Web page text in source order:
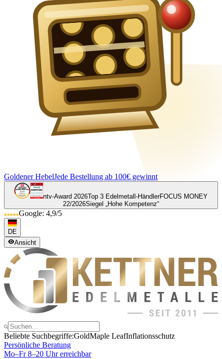
Goldener HebelJede Bestellung ab 100€ gewinnt
ntv-Award 2026Top 3 Edelmetall-HändlerFOCUS MONEY
22/2026Siegel „Hohe Kompetenz“
Google: 4,9/5
DE
Ansicht
Beliebte Suchbegriffe:GoldMaple LeafInflationsschutz
Persönliche Beratung
Mo–Fr 8–20 Uhr erreichbar